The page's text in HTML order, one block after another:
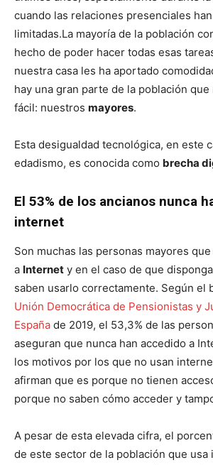
cuando las relaciones presenciales
limitadas.La mayoría de la población
hecho de poder hacer todas esas
nuestra casa les ha aportado
hay una gran parte de la población
fácil: nuestros mayores.
Esta desigualdad tecnológica, en este
edadismo, es conocida como brecha
El 53% de los ancianos nunca
internet
Son muchas las personas mayores
a Internet y en el caso de que
saben usarlo correctamente. Según el
Unión Democrática de Pensionistas y
España de 2019, el 53,3% de las
aseguran que nunca han accedido a
los motivos por los que no usan
afirman que es porque no tienen
porque no saben cómo acceder y
A pesar de esta elevada cifra, el
de este sector de la población que usa